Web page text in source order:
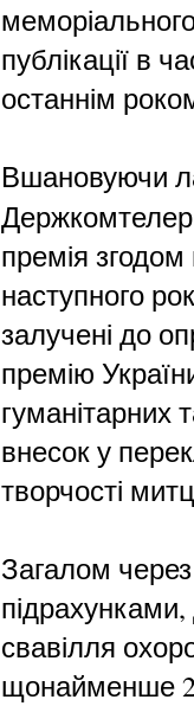
публікації в
останнім
Вшановуючи
премія
наступного
залучені до
премію
гуманітарних
внесок у
творчості
Загалом
свавілля
щонайменше